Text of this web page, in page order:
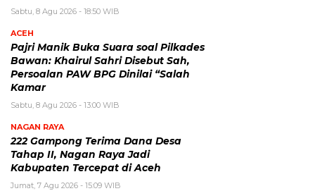
Sabtu, 8 Agu 2026 - 18:50 WIB
ACEH
Pajri Manik Buka Suara soal Pilkades
Bawan: Khairul Sahri Disebut Sah,
Persoalan PAW BPG Dinilai “Salah
Kamar
Sabtu, 8 Agu 2026 - 13:00 WIB
NAGAN RAYA
222 Gampong Terima Dana Desa
Tahap II, Nagan Raya Jadi
Kabupaten Tercepat di Aceh
Jumat, 7 Agu 2026 - 15:09 WIB